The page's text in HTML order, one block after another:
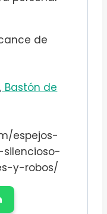
de
Bastón de
espejos-
y-robos/